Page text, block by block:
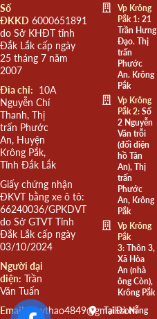
Số
ĐKKD 6000651891
do Sở KHĐT tỉnh
Đắk Lắk cấp ngày
25 tháng 7 năm
2007
Đia chỉ: 10A
Nguyễn Chí
Thanh, Thị
trấn Phước
An, Huyện
Krông Pắk,
Tỉnh Đắk Lắk
Giấy chứng nhận
ĐKVT bằng xe ô tô:
66240036/GPKDVT
do Sở GTVT Tỉnh
Đắk Lắk cấp ngày
03/10/2024
Người đại
diện: Trần
Văn Tuấn
Email: quythao4849@gmail.com
Vp Krông
Pắk 1:21
Trần Hưng
Đạo. Thị
trấn
Phước
An. Krông
Pắk
Vp Krông
Pắk 2:Số
2 Nguyễn
Văn trỗi
(đối diện
hồ Tân
An), Thị
trấn
Phước
An, Krông
Pắk
Vp Krông
Pắk
3:Thôn 3,
Xã Hòa
An (nhà
ông Còn),
Krông Pắk
Tại Đà Nẵng